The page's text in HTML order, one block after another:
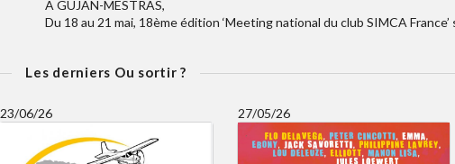
A GUJAN-MESTRAS,
Du 18 au 21 mai, 18ème édition ‘Meeting national du club SIMCA
Les derniers Ou sortir ?
23/06/26 27/05/26